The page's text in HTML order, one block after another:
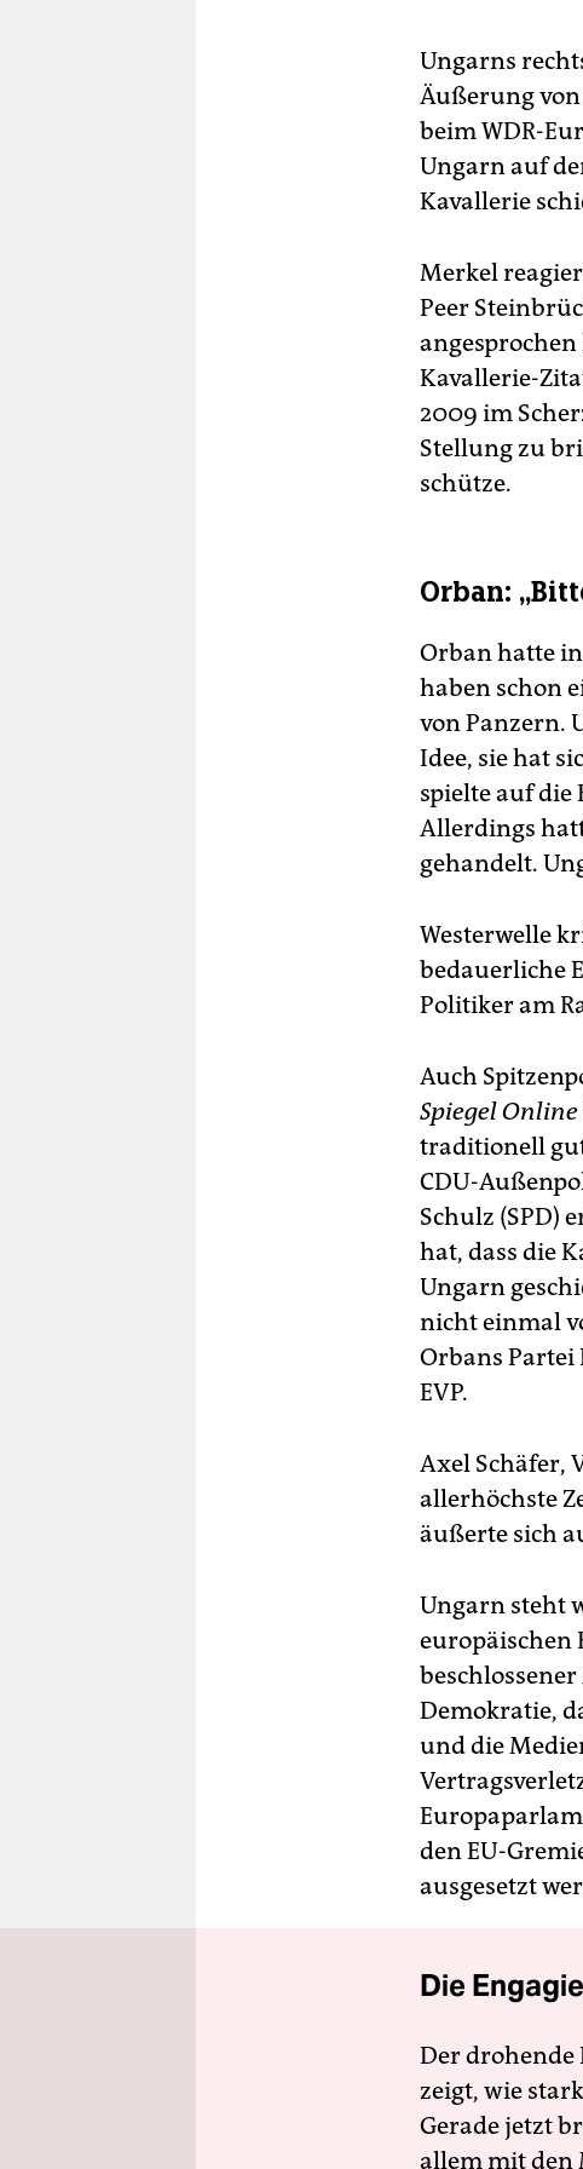
Ungarns
Äußerung
beim WDR-
Ungarn auf
Kavallerie
Merkel
Peer
Kavallerie-
2009 im
Stellung zu
schütze.
Orban:
Orban hatte
haben schon
von Panzern.
Idee, sie hat
spielte auf die
Allerdings
gehandelt.
Westerwelle
bedauerliche
Politiker am
Auch
Spiegel Online
traditionell
CDU-
Schulz (SPD)
hat, dass die
Ungarn
nicht einmal
Orbans Partei
EVP.
Axel Schäfer,
allerhöchste
äußerte sich
Ungarn steht
europäischen
Demokratie,
und die
den EU-
ausgesetzt
Die
Der drohende
zeigt, wie
Gerade jetzt
allem mit den